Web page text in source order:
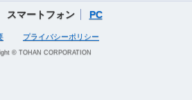
スマートフォン PC
プライバシーポリシー
© TOHAN CORPORATION